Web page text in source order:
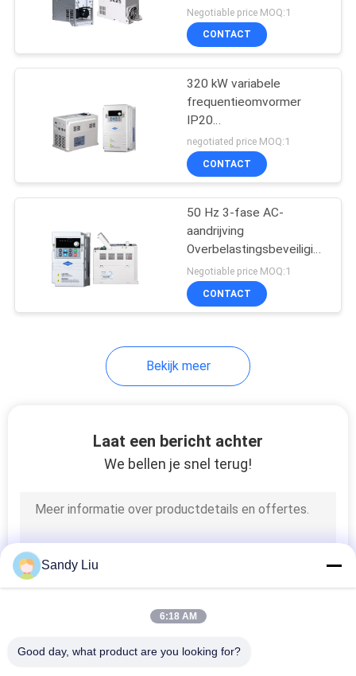
Converter, sensorloze
besturing voor AC Motor
Speed Control
Negotiable price MOQ:1
CONTACT
320 kW variabele
frequentieomvormer
IP20
beschermingsniveau
driefasig
negotiated price MOQ:1
CONTACT
50 Hz 3-fase AC-
aandrijving
Overbelastingsbeveiliging
Negotiable price MOQ:1
CONTACT
Bekijk meer
Laat een bericht achter
We bellen je snel terug!
Sandy Liu
6:18 AM
Good day, what product are you looking for?